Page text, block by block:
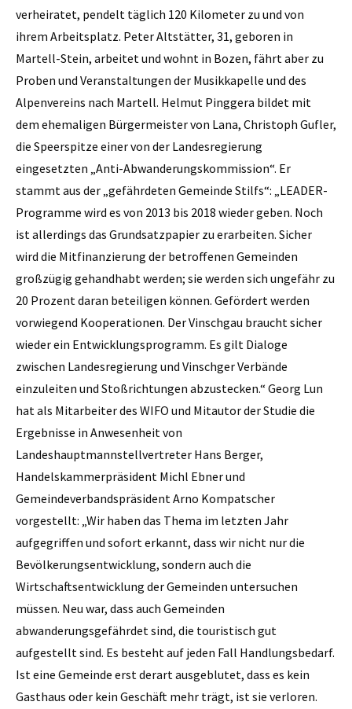
verheiratet, pendelt täglich 120 Kilometer zu und von
ihrem Arbeitsplatz. Peter Altstätter, 31, geboren in
Martell-Stein, arbeitet und wohnt in Bozen, fährt aber zu
Proben und Veranstaltungen der Musikkapelle und des
Alpenvereins nach Martell. Helmut Pinggera bildet mit
dem ehe­maligen Bürgermeister von Lana, Christoph Gufler,
die Speerspitze einer von der Landesregierung
eingesetzten „Anti-Abwanderungskommission“. Er
stammt aus der „gefährdeten Gemeinde Stilfs“: ­„LEADER-
Programme wird es von 2013 bis 2018 wieder geben. Noch
ist allerdings das Grundsatzpapier zu erarbeiten. Sicher
wird die Mitfinanzierung der betroffenen Gemeinden
großzügig gehandhabt werden; sie werden sich ungefähr zu
20 Prozent daran beteiligen können. Gefördert werden
vorwiegend Kooperationen. Der Vinschgau braucht sicher
wieder ein Entwicklungsprogramm. Es gilt Dialoge
zwischen Landesregierung und Vinschger Verbände
einzuleiten und Stoßrichtungen abzu­stecken.“ Georg Lun
hat als Mitarbeiter des WIFO und Mitautor der Studie die
Ergebnisse in Anwesenheit von
Landeshauptmannstellvertreter Hans Berger,
Handelskammerpräsident Michl Ebner und
Gemeindeverbandspräsident Arno Kompatscher
vorgestellt: „Wir haben das Thema im letzten Jahr
aufgegriffen und sofort erkannt, dass wir nicht nur die
Bevölkerungsentwicklung, sondern auch die
Wirtschaftsentwicklung der Gemeinden untersuchen
müssen. Neu war, dass auch Gemeinden
abwanderungsgefährdet sind, die touristisch gut
aufgestellt sind. Es besteht auf jeden Fall Handlungsbedarf.
Ist eine ­Gemeinde erst derart ausgeblutet, dass es kein
Gasthaus oder kein Geschäft mehr trägt, ist sie verloren.